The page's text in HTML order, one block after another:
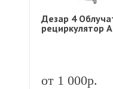
Дезар 4
рециркулятор
от 1 000р.